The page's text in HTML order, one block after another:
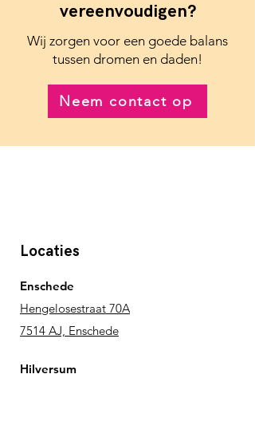
vereenvoudigen?
Wij zorgen voor een goede balans
tussen dromen en daden!
Neem contact op
Locaties
Enschede
Hengelosestraat 70A
7514 AJ, Enschede
Hilversum